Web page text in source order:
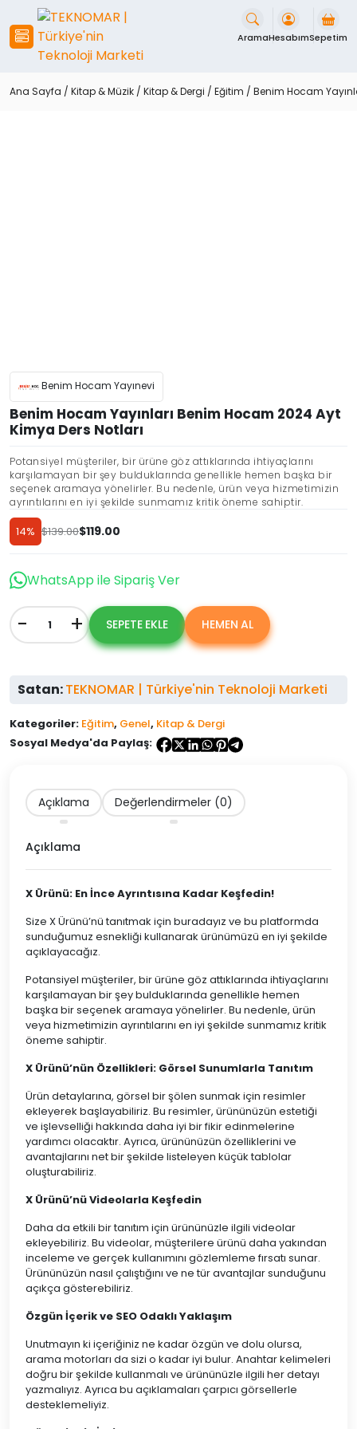
Geç
AramaHesabımSepetim
Ana Sayfa / Kitap & Müzik / Kitap & Dergi / Eğitim / Benim Hocam
Benim Hocam Yayınevi
Benim Hocam Yayınları Benim Hocam 2024 Ayt
Kimya Ders Notları
Potansiyel müşteriler, bir ürüne göz attıklarında ihtiyaçlarını
karşılamayan bir şey bulduklarında genellikle hemen başka bir
seçenek aramaya yönelirler. Bu nedenle, ürün veya hizmetimizin
ayrıntılarını en iyi şekilde sunmamız kritik öneme sahiptir.
$139.00
Orijinal
$139.00.
$119.00
Şu
fiyat:
14%
WhatsApp ile Sipariş Ver
Benim
Hocam
Hocam
Ayt
Kimya
Ders
+
- SEPETE EKLE HEMEN AL
Satan:TEKNOMAR | Türkiye'nin Teknoloji Marketi
Kategoriler: Eğitim, Genel, Kitap & Dergi
Sosyal Medya'da Paylaş:
Açıklama Değerlendirmeler (0)
Açıklama
X Ürünü: En İnce Ayrıntısına Kadar Keşfedin!
Size X Ürünü’nü tanıtmak için buradayız ve bu platformda
sunduğumuz esnekliği kullanarak ürünümüzü en iyi şekilde
açıklayacağız.
Potansiyel müşteriler, bir ürüne göz attıklarında ihtiyaçlarını
karşılamayan bir şey bulduklarında genellikle hemen
başka bir seçenek aramaya yönelirler. Bu nedenle, ürün
veya hizmetimizin ayrıntılarını en iyi şekilde sunmamız kritik
öneme sahiptir.
X Ürünü’nün Özellikleri: Görsel Sunumlarla Tanıtım
Ürün detaylarına, görsel bir şölen sunmak için resimler
ekleyerek başlayabiliriz. Bu resimler, ürününüzün estetiği
ve işlevselliği hakkında daha iyi bir fikir edinmelerine
yardımcı olacaktır. Ayrıca, ürününüzün özelliklerini ve
avantajlarını net bir şekilde listeleyen küçük tablolar
oluşturabiliriz.
X Ürünü’nü Videolarla Keşfedin
Daha da etkili bir tanıtım için ürününüzle ilgili videolar
ekleyebiliriz. Bu videolar, müşterilere ürünü daha yakından
inceleme ve gerçek kullanımını gözlemleme fırsatı sunar.
Ürününüzün nasıl çalıştığını ve ne tür avantajlar sunduğunu
açıkça gösterebiliriz.
Özgün İçerik ve SEO Odaklı Yaklaşım
Unutmayın ki içeriğiniz ne kadar özgün ve dolu olursa,
arama motorları da sizi o kadar iyi bulur. Anahtar kelimeleri
doğru bir şekilde kullanmalı ve ürününüzle ilgili her detayı
yazmalıyız. Ayrıca bu açıklamaları çarpıcı görsellerle
desteklemeliyiz.